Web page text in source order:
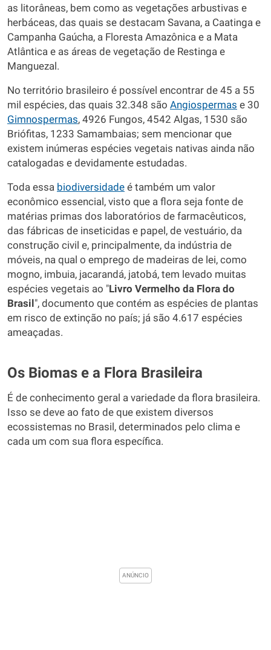
as litorâneas, bem como as vegetações arbustivas e
herbáceas, das quais se destacam Savana, a Caatinga e
Campanha Gaúcha, a Floresta Amazônica e a Mata
Atlântica e as áreas de vegetação de Restinga e
Manguezal.
No território brasileiro é possível encontrar de 45 a 55
mil espécies, das quais 32.348 são Angiospermas e 30
Gimnospermas, 4926 Fungos, 4542 Algas, 1530 são
Briófitas, 1233 Samambaias; sem mencionar que
existem inúmeras espécies vegetais nativas ainda não
catalogadas e devidamente estudadas.
Toda essa biodiversidade é também um valor
econômico essencial, visto que a flora seja fonte de
matérias primas dos laboratórios de farmacêuticos,
das fábricas de inseticidas e papel, de vestuário, da
construção civil e, principalmente, da indústria de
móveis, na qual o emprego de madeiras de lei, como
mogno, imbuia, jacarandá, jatobá, tem levado muitas
espécies vegetais ao "Livro Vermelho da Flora do
Brasil", documento que contém as espécies de plantas
em risco de extinção no país; já são 4.617 espécies
ameaçadas.
Os Biomas e a Flora Brasileira
É de conhecimento geral a variedade da flora brasileira.
Isso se deve ao fato de que existem diversos
ecossistemas no Brasil, determinados pelo clima e
cada um com sua flora específica.